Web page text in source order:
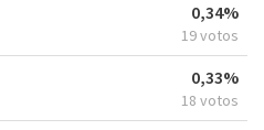
0,34%
19 votos
0,33%
18 votos